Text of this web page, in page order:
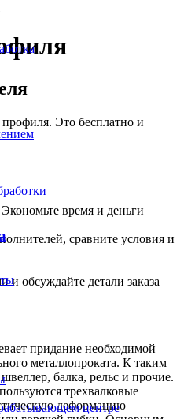
центре
Это бесплатно и
время и деньги
сравните условия и
и обсуждайте детали заказа
придание необходимой
металлопроката. К таким
балка, рельс и прочие.
трехвалковые
деформацию